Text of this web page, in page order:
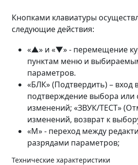
Кнопками клавиатуры
следующие действия:
«▲» и «▼» - перемещение
пунктам меню и
параметров.
«БЛК» (Подтвердить) – вход
подтверждение выбора или
изменений; «ЗВУК/ТЕСТ»
изменений, возврат к
«М» - переход между
разрядами параметров;
Технические характеристики